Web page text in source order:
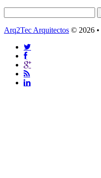
Arq2Tec Arquitectos © 2026 •